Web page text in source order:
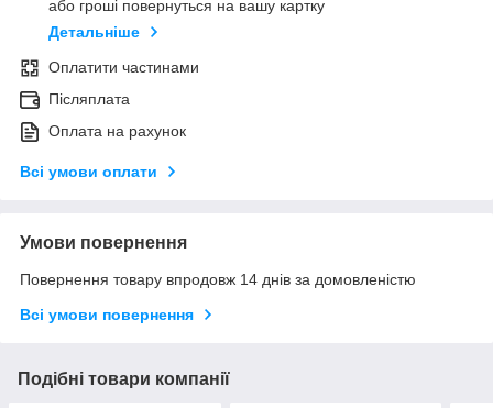
або гроші повернуться на вашу картку
Детальніше
Оплатити частинами
Післяплата
Оплата на рахунок
Всі умови оплати
Умови повернення
Повернення товару впродовж 14 днів за домовленістю
Всі умови повернення
Подібні товари компанії